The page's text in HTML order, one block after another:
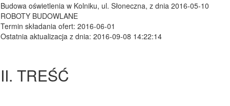
Budowa oświetlenia w Kolniku, ul. Słoneczna, z dnia 2016-05-10
ROBOTY BUDOWLANE
Termin składania ofert: 2016-06-01
Ostatnia aktualizacja z dnia: 2016-09-08 14:22:14
II. TREŚĆ